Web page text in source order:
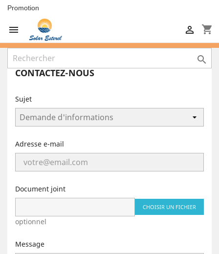
Promotion
 shopping_cart


CONTACTEZ-NOUS
Sujet
Adresse e-mail
Document joint
CHOISIR UN FICHIER
optionnel
Message